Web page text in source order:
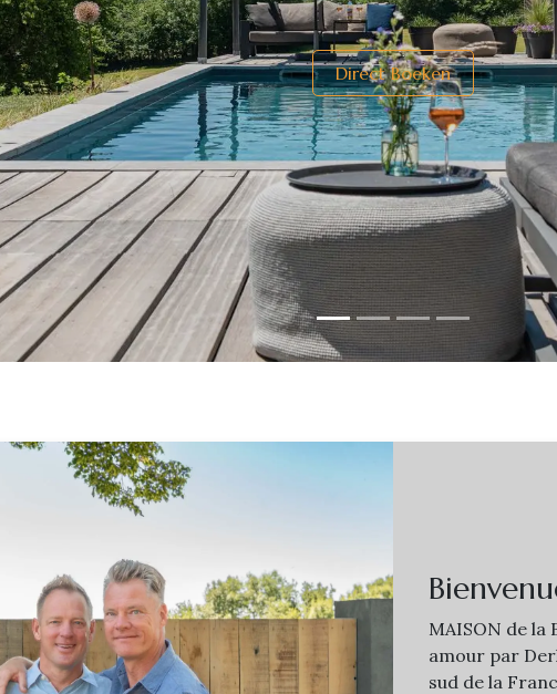
Direct Boeken
MAISON de la
amour par
sud de la